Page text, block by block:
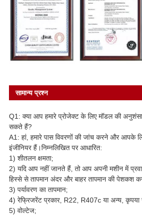
सामान्य प्रश्न
Q1: क्या आप हमारे प्रोजेक्ट के लिए मॉडल की
सकते हैं?
A1: हां, हमारे पास विवरणों की जांच करने और आपके
इंजीनियर हैं।निम्नलिखित पर आधारित:
1) शीतलन क्षमता;
2) यदि आप नहीं जानते हैं, तो आप अपनी मशीन में
हिस्से से तापमान अंदर और बाहर तापमान की पेशकश
3) पर्यावरण का तापमान;
4) रेफ्रिजरेंट प्रकार, R22, R407c या अन्य, कृपया
5) वोल्टेज;